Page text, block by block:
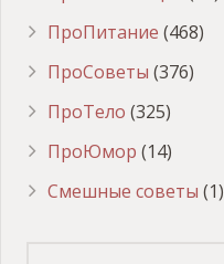
ПроПитание (468)
ПроСоветы (376)
ПроТело (325)
ПроЮмор (14)
Смешные советы (1)